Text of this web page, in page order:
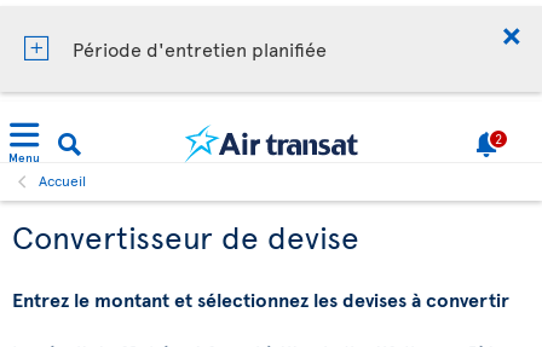
Période d'entretien planifiée
Menu
2
Accueil
Convertisseur de devise
Entrez le montant et sélectionnez les devises à convertir